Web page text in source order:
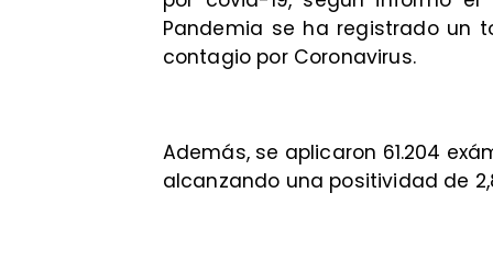
Pandemia se ha registrado un
contagio por Coronavirus.
Además, se aplicaron 61.204
alcanzando una positividad de